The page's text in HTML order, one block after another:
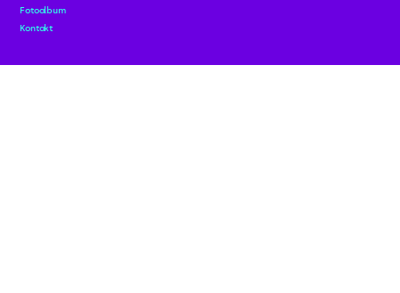
Fotoalbum
Kontakt